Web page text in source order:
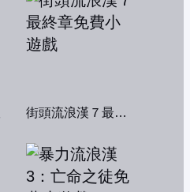
街頭流浪漢７最終章